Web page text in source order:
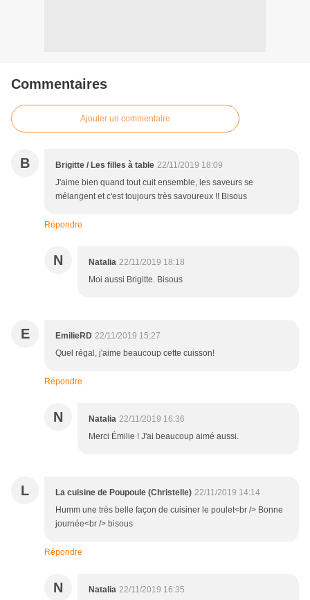
Commentaires
Ajouter un commentaire
B Brigitte / Les filles à table 22/11/2019 18:09
J'aime bien quand tout cuit ensemble, les saveurs se
mélangent et c'est toujours très savoureux !! Bisous
Répondre
N Natalia 22/11/2019 18:18
Moi aussi Brigitte. Bisous
E EmilieRD 22/11/2019 15:27
Quel régal, j'aime beaucoup cette cuisson!
Répondre
N Natalia 22/11/2019 16:36
Merci Émilie ! J'ai beaucoup aimé aussi.
L La cuisine de Poupoule (Christelle) 22/11/2019 14:14
Humm une très belle façon de cuisiner le poulet<br /> Bonne
journée<br /> bisous
Répondre
N Natalia 22/11/2019 16:35